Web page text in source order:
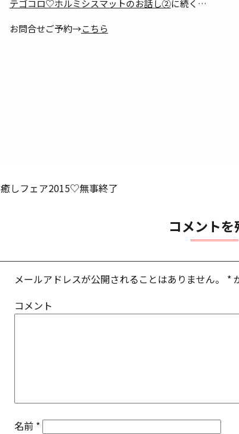
テゴコロ♡ホルミシスマットのお話し②に続く…
お問合せご予約→こちら
癒しフェア2015♡無事終了
コメントを
メールアドレスが公開されることはありません。 *
コメント
名前 *